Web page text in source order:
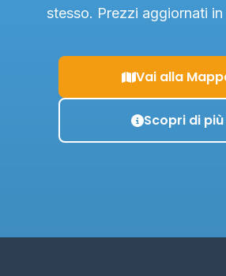
stesso. Prezzi aggiornati
Vai alla
Scopri di più